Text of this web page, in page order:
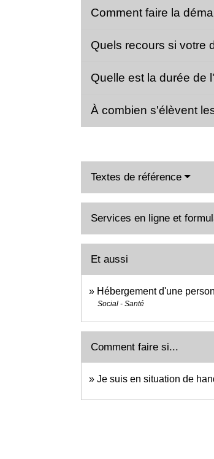
Comment faire la
Quels recours si votre
Quelle est la durée de
À combien s'élèvent
Textes de référence
Services en ligne et
Et aussi
Hébergement d'une
Social - Santé
Comment faire si...
Je suis en situation de